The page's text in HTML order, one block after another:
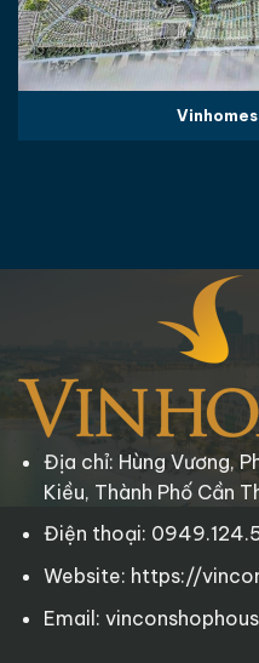
Địa chỉ: Hùng Vương,
Kiều, Thành Phố Cần
Điện thoại:
Website: https://
Email: